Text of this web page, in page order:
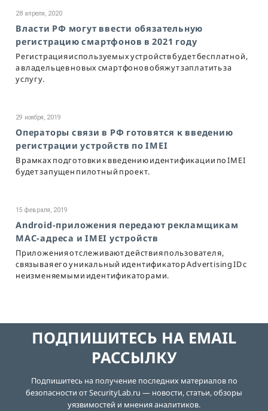
28 апреля, 2020
Власти РФ могут ввести обязательную
регистрацию смартфонов в 2021 году
Регистрация используемых устройств будет бесплатной,
а владельцев новых смартфонов обяжут заплатить за
услугу.
29 ноября, 2019
Операторы связи в РФ готовятся к введению
регистрации устройств по IMEI
В рамках подготовки к введению идентификации по IMEI
будет запущен пилотный проект.
15 февраля, 2019
Android-приложения передают рекламщикам
MAC-адреса и IMEI устройств
Приложения отслеживают действия пользователя,
связывая его уникальный идентификатор Advertising ID с
неизменяемыми идентификаторами.
ПОДПИШИТЕСЬ НА EMAIL
РАССЫЛКУ
Подпишитесь на получение последних материалов по
безопасности от SecurityLab.ru — новости, статьи, обзоры
уязвимостей и мнения аналитиков.